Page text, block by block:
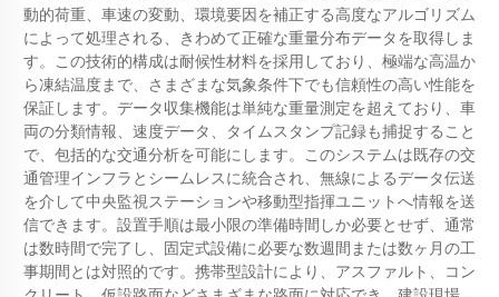
動的荷重、車速の変動、環境要因を補正する高度なアルゴリズム
によって処理される、きわめて正確な重量分布データを取得しま
す。この技術的構成は耐候性材料を採用しており、極端な高温か
ら凍結温度まで、さまざまな気象条件下でも信頼性の高い性能を
保証します。データ収集機能は単純な重量測定を超えており、車
両の分類情報、速度データ、タイムスタンプ記録も捕捉すること
で、包括的な交通分析を可能にします。このシステムは既存の交
通管理インフラとシームレスに統合され、無線によるデータ伝送
を介して中央監視ステーションや移動型指揮ユニットへ情報を送
信できます。設置手順は最小限の準備時間しか必要とせず、通常
は数時間で完了し、固定式設備に必要な数週間または数ヶ月の工
事期間とは対照的です。携帯型設計により、アスファルト、コン